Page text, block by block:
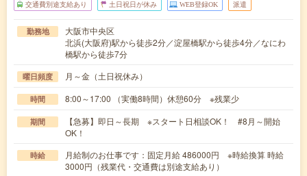
交通費別途支給あり 土日祝日が休み WEB登録OK 派遣
勤務地
大阪市中央区
北浜(大阪府)駅から徒歩2分／淀屋橋駅から徒歩4分／なにわ
橋駅から徒歩7分
曜日頻度 月～金（土日祝休み）
時間 8:00～17:00 （実働8時間）休憩60分 ※残業少
期間
【急募】即日～長期 ※スタート日相談OK！ #8月～開始
OK！
時給
月給制のお仕事です：固定月給 486000円 ※時給換算 時給
3000円（残業代・交通費は別途支給あり）